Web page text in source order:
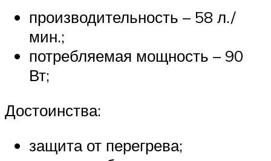
производительность – 58 л./
мин.;
потребляемая мощность – 90
Вт;
Достоинства:
защита от перегрева;